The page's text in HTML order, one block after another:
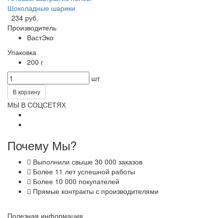
Шоколадные шарики
234 руб.
Производитель
ВастЭко
Упаковка
200 г
шт
В корзину
МЫ В СОЦСЕТЯХ
Почему Мы?
Выполнили свыше 30 000 заказов
Более 11 лет успешной работы
Более 10 000 покупателей
Прямые контракты с производителями
Полезная информация